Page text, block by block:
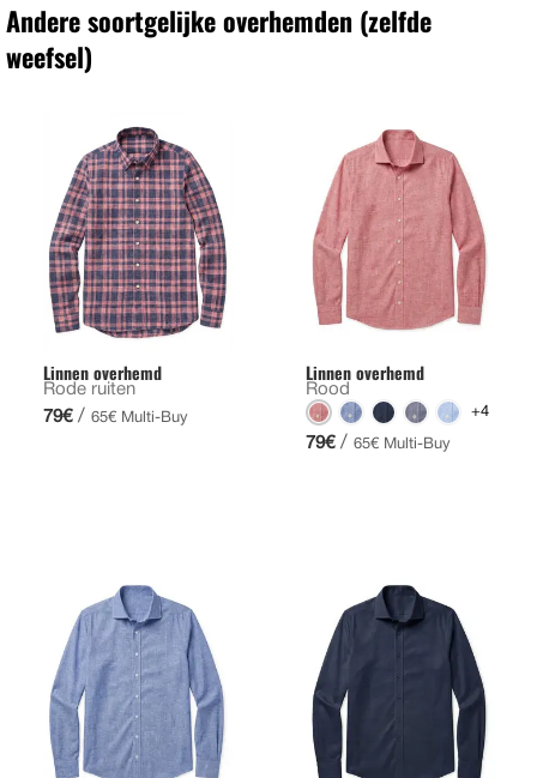
Andere soortgelijke overhemden (zelfde
weefsel)
Linnen overhemd
Rode ruiten
79€ / 65€ Multi-Buy
Linnen overhemd
Rood
+4
79€ / 65€ Multi-Buy